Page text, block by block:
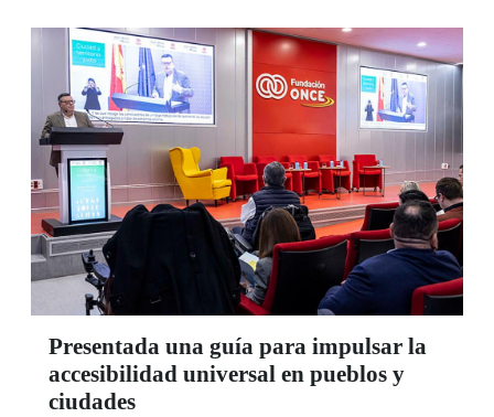
Presentada una guía para impulsar la
accesibilidad universal en pueblos y
ciudades